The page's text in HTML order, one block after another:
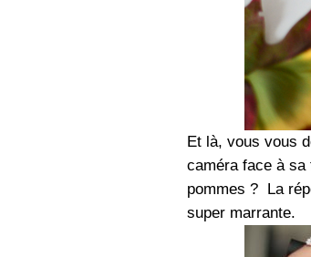
Et là, vous vous
caméra face à
pommes ? La
super marrante.